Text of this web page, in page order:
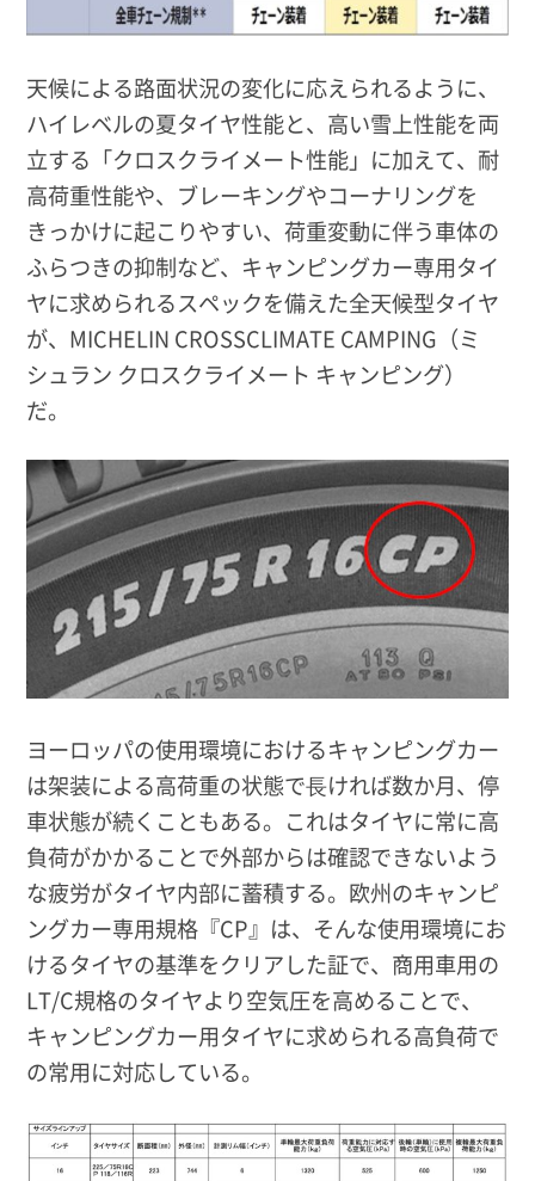
天候による路面状況の変化に応えられるように、
ハイレベルの夏タイヤ性能と、高い雪上性能を両
立する「クロスクライメート性能」に加えて、耐
高荷重性能や、ブレーキングやコーナリングを
きっかけに起こりやすい、荷重変動に伴う車体の
ふらつきの抑制など、キャンピングカー専用タイ
ヤに求められるスペックを備えた全天候型タイヤ
が、MICHELIN CROSSCLIMATE CAMPING（ミ
シュラン クロスクライメート キャンピング）
だ。
ヨーロッパの使用環境におけるキャンピングカー
は架装による高荷重の状態で⻑ければ数か月、停
車状態が続くこともある。これはタイヤに常に高
負荷がかかることで外部からは確認できないよう
な疲労がタイヤ内部に蓄積する。欧州のキャンピ
ングカー専用規格『CP』は、そんな使用環境にお
けるタイヤの基準をクリアした証で、商用車用の
LT/C規格のタイヤより空気圧を高めることで、
キャンピングカー用タイヤに求められる高負荷で
の常用に対応している。